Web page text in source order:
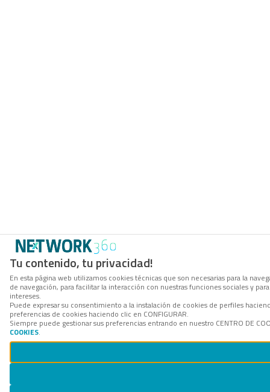
Tu contenido, tu privacidad!
En esta página web utilizamos cookies técnicas que son necesarias para la
de navegación, para facilitar la interacción con nuestras funciones sociales y
intereses.
Puede expresar su consentimiento a la instalación de cookies de perfiles
preferencias de cookies haciendo clic en CONFIGURAR.
Siempre puede gestionar sus preferencias entrando en nuestro CENTRO DE
COOKIES.